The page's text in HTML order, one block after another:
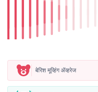
बेरिश मूव्हिंग ॲव्हरेज